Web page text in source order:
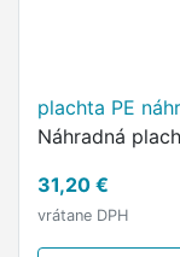
plachta PE
Náhradná
31,20 €
vrátane DPH